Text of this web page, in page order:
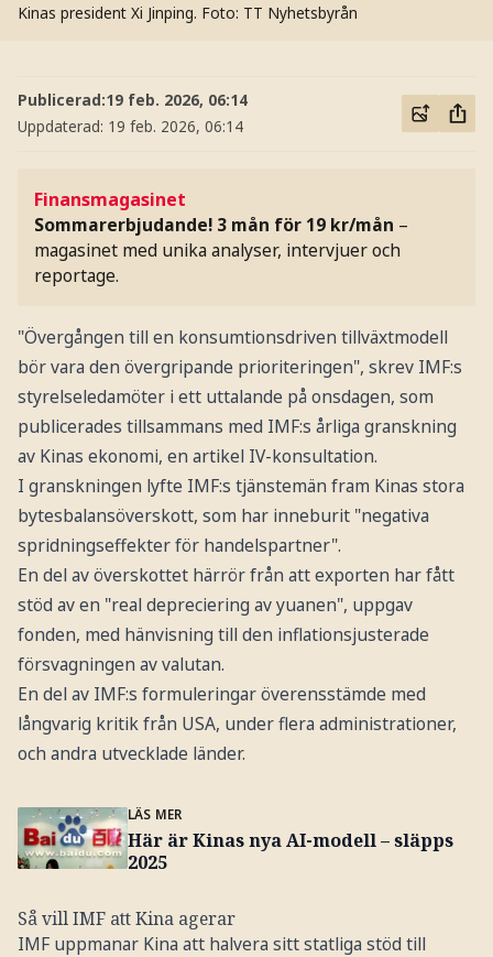
Kinas president Xi Jinping. Foto: TT Nyhetsbyrån
Publicerad:19 feb. 2026, 06:14
Uppdaterad: 19 feb. 2026, 06:14
Finansmagasinet
Sommarerbjudande! 3 mån för 19 kr/mån –
magasinet med unika analyser, intervjuer och
reportage.
"Övergången till en konsumtionsdriven tillväxtmodell
bör vara den övergripande prioriteringen", skrev IMF:s
styrelseledamöter i ett uttalande på onsdagen, som
publicerades tillsammans med IMF:s årliga granskning
av Kinas ekonomi, en artikel IV-konsultation.
I granskningen lyfte IMF:s tjänstemän fram Kinas stora
bytesbalansöverskott, som har inneburit "negativa
spridningseffekter för handelspartner".
En del av överskottet härrör från att exporten har fått
stöd av en "real depreciering av yuanen", uppgav
fonden, med hänvisning till den inflationsjusterade
försvagningen av valutan.
En del av IMF:s formuleringar överensstämde med
långvarig kritik från USA, under flera administrationer,
och andra utvecklade länder.
LÄS MER
Här är Kinas nya AI-modell – släpps
2025
Så vill IMF att Kina agerar
IMF uppmanar Kina att halvera sitt statliga stöd till